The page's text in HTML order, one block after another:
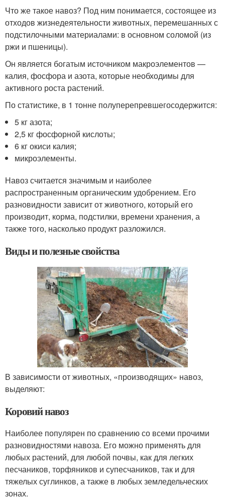
Что же такое навоз? Под ним понимается, состоящее из
отходов жизнедеятельности животных, перемешанных с
подстилочными материалами: в основном соломой (из
ржи и пшеницы).
Он является богатым источником макроэлементов —
калия, фосфора и азота, которые необходимы для
активного роста растений.
По статистике, в 1 тонне полуперепревшегосодержится:
5 кг азота;
2,5 кг фосфорной кислоты;
6 кг окиси калия;
микроэлементы.
Навоз считается значимым и наиболее
распространенным органическим удобрением. Его
разновидности зависит от животного, который его
производит, корма, подстилки, времени хранения, а
также того, насколько продукт разложился.
Виды и полезные свойства
В зависимости от животных, «производящих» навоз,
выделяют:
Коровий навоз
Наиболее популярен по сравнению со всеми прочими
разновидностями навоза. Его можно применять для
любых растений, для любой почвы, как для легких
песчаников, торфяников и супесчаников, так и для
тяжелых суглинков, а также в любых земледельческих
зонах.